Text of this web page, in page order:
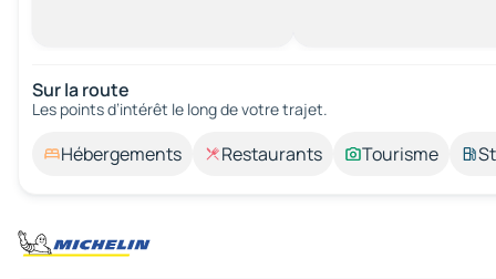
Sur la route
Les points d’intérêt le long de votre trajet.
Hébergements Restaurants Tourisme